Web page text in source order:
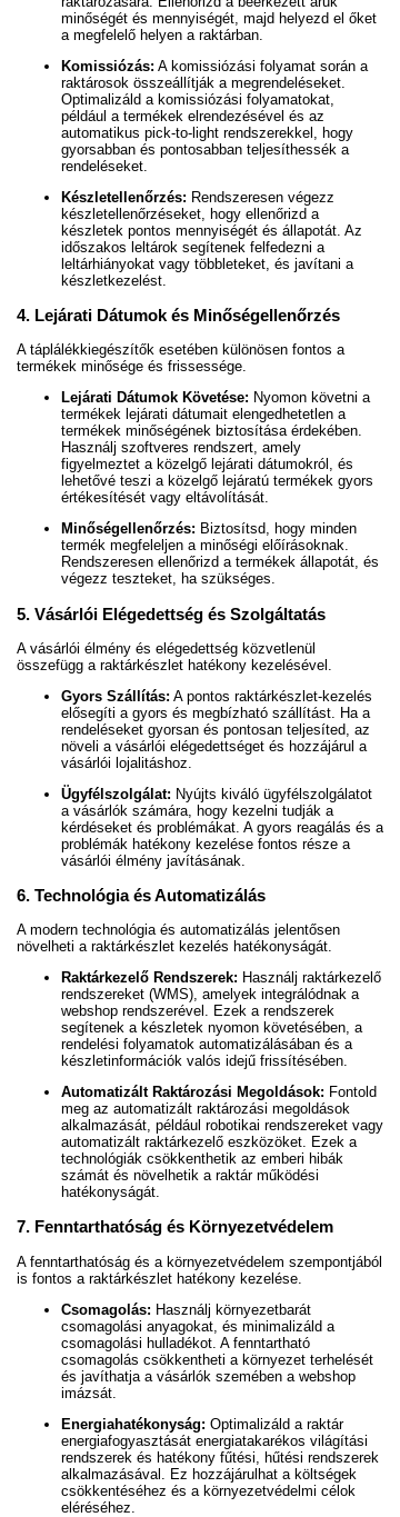
minőségét és mennyiségét, majd helyezd el őket
a megfelelő helyen a raktárban.
Komissiózás: A komissiózási folyamat során a
raktárosok összeállítják a megrendeléseket.
Optimalizáld a komissiózási folyamatokat,
például a termékek elrendezésével és az
automatikus pick-to-light rendszerekkel, hogy
gyorsabban és pontosabban teljesíthessék a
rendeléseket.
Készletellenőrzés: Rendszeresen végezz
készletellenőrzéseket, hogy ellenőrizd a
készletek pontos mennyiségét és állapotát. Az
időszakos leltárok segítenek felfedezni a
leltárhiányokat vagy többleteket, és javítani a
készletkezelést.
4. Lejárati Dátumok és Minőségellenőrzés
A táplálékkiegészítők esetében különösen fontos a
termékek minősége és frissessége.
Lejárati Dátumok Követése: Nyomon követni a
termékek lejárati dátumait elengedhetetlen a
termékek minőségének biztosítása érdekében.
Használj szoftveres rendszert, amely
figyelmeztet a közelgő lejárati dátumokról, és
lehetővé teszi a közelgő lejáratú termékek gyors
értékesítését vagy eltávolítását.
Minőségellenőrzés: Biztosítsd, hogy minden
termék megfeleljen a minőségi előírásoknak.
Rendszeresen ellenőrizd a termékek állapotát, és
végezz teszteket, ha szükséges.
5. Vásárlói Elégedettség és Szolgáltatás
A vásárlói élmény és elégedettség közvetlenül
összefügg a raktárkészlet hatékony kezelésével.
Gyors Szállítás: A pontos raktárkészlet-kezelés
elősegíti a gyors és megbízható szállítást. Ha a
rendeléseket gyorsan és pontosan teljesíted, az
növeli a vásárlói elégedettséget és hozzájárul a
vásárlói lojalitáshoz.
Ügyfélszolgálat: Nyújts kiváló ügyfélszolgálatot
a vásárlók számára, hogy kezelni tudják a
kérdéseket és problémákat. A gyors reagálás és a
problémák hatékony kezelése fontos része a
vásárlói élmény javításának.
6. Technológia és Automatizálás
A modern technológia és automatizálás jelentősen
növelheti a raktárkészlet kezelés hatékonyságát.
Raktárkezelő Rendszerek: Használj raktárkezelő
rendszereket (WMS), amelyek integrálódnak a
webshop rendszerével. Ezek a rendszerek
segítenek a készletek nyomon követésében, a
rendelési folyamatok automatizálásában és a
készletinformációk valós idejű frissítésében.
Automatizált Raktározási Megoldások: Fontold
meg az automatizált raktározási megoldások
alkalmazását, például robotikai rendszereket vagy
automatizált raktárkezelő eszközöket. Ezek a
technológiák csökkenthetik az emberi hibák
számát és növelhetik a raktár működési
hatékonyságát.
7. Fenntarthatóság és Környezetvédelem
A fenntarthatóság és a környezetvédelem szempontjából
is fontos a raktárkészlet hatékony kezelése.
Csomagolás: Használj környezetbarát
csomagolási anyagokat, és minimalizáld a
csomagolási hulladékot. A fenntartható
csomagolás csökkentheti a környezet terhelését
és javíthatja a vásárlók szemében a webshop
imázsát.
Energiahatékonyság: Optimalizáld a raktár
energiafogyasztását energiatakarékos világítási
rendszerek és hatékony fűtési, hűtési rendszerek
alkalmazásával. Ez hozzájárulhat a költségek
csökkentéséhez és a környezetvédelmi célok
eléréséhez.